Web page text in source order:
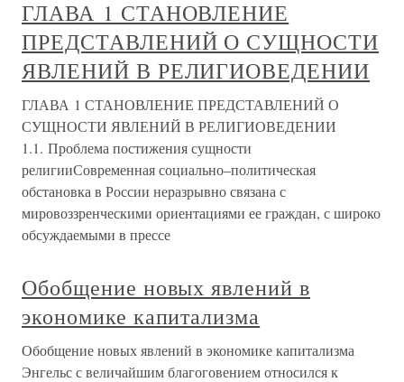
ГЛАВА 1 СТАНОВЛЕНИЕ
ПРЕДСТАВЛЕНИЙ О СУЩНОСТИ
ЯВЛЕНИЙ В РЕЛИГИОВЕДЕНИИ
ГЛАВА 1 СТАНОВЛЕНИЕ ПРЕДСТАВЛЕНИЙ О
СУЩНОСТИ ЯВЛЕНИЙ В РЕЛИГИОВЕДЕНИИ
1.1. Проблема постижения сущности
религииСовременная социально–политическая
обстановка в России неразрывно связана с
мировоззренческими ориентациями ее граждан, с широко
обсуждаемыми в прессе
Обобщение новых явлений в
экономике капитализма
Обобщение новых явлений в экономике капитализма
Энгельс с величайшим благоговением относился к